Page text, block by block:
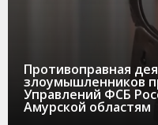
Противоправная
злоумышленников
Управлений ФСБ
Амурской областям